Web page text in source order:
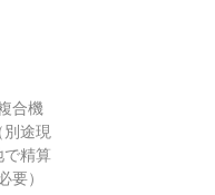
合機
別途現
で精算
要）